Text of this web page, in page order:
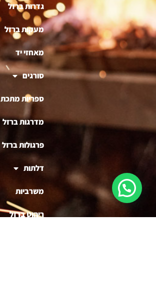
גדרות ברזל
מעקות ברזל
מאחזי יד
סורגים
ספריות מתכת
מדרגות ברזל
פרגולות ברזל
דלתות
משרביות
ריהוט ברזל